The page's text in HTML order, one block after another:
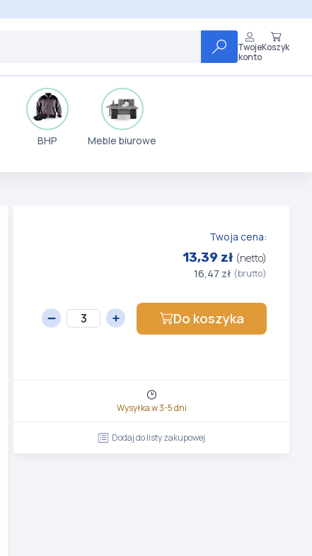
Twoje
konto
Koszyk
BHP Meble biurowe
Twoja cena:
13,39 zł (netto)
16,47 zł (brutto)
Do koszyka
Wysyłka w 3-5 dni
Dodaj do listy zakupowej